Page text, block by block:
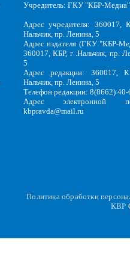
Учредитель: ГКУ "КБР-Медиа"
Адрес учредителя: 360017,
Нальчик, пр. Ленина, 5
Адрес издателя (ГКУ "КБР-
360017, КБР, г .Нальчик, пр.
5
Адрес редакции: 360017,
Нальчик, пр. Ленина, 5
Телефон редакции: 8(8662)
Адрес электронной
kbpravda@mail.ru
Политика обработки
KBP